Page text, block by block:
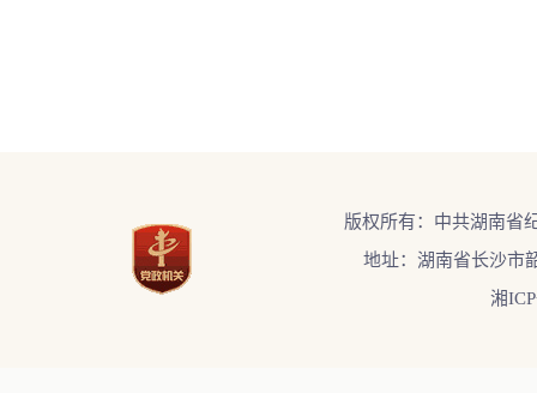
版权所有：中共湖南省
地址：湖南省长沙市
湘